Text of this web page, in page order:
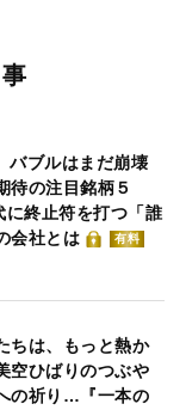
バブルはまだ崩壊
待の注目銘柄５
終止符を打つ「誰
会社とは
有料
ちは、もっと熱か
空ひばりのつぶや
の祈り…『一本の